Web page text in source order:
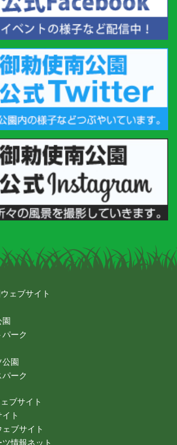
ェブサイト
ーク
園
ーク
ブサイト
ト
ブサイト
情報ネット